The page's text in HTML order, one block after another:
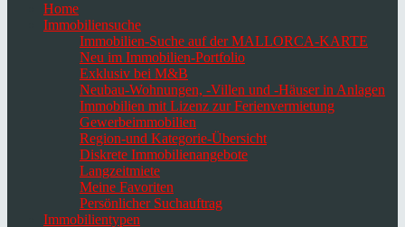
Home
Immobiliensuche
Immobilien-Suche auf der MALLORCA-KARTE
Neu im Immobilien-Portfolio
Exklusiv bei M&B
Neubau-Wohnungen, -Villen und -Häuser in Anlagen
Immobilien mit Lizenz zur Ferienvermietung
Gewerbeimmobilien
Region-und Kategorie-Übersicht
Diskrete Immobilienangebote
Langzeitmiete
Meine Favoriten
Persönlicher Suchauftrag
Immobilientypen